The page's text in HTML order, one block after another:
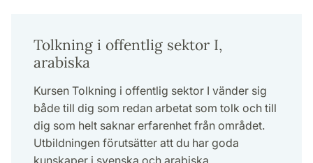
Tolkning i offentlig sektor I,
arabiska
Kursen Tolkning i offentlig sektor I vänder sig
både till dig som redan arbetat som tolk och till
dig som helt saknar erfarenhet från området.
Utbildningen förutsätter att du har goda